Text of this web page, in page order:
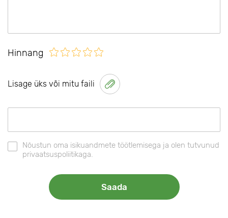
Hinnang
Lisage üks või mitu faili
Nõustun oma isikuandmete töötlemisega ja olen tutvunud
privaatsuspoliitikaga.